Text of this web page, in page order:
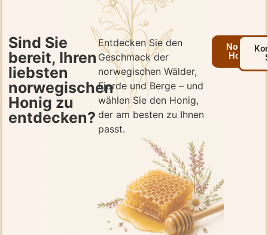
Sind Sie
bereit, Ihren
liebsten
norwegischen
Honig zu
entdecken?
Entdecken Sie den
Geschmack der
norwegischen Wälder,
Fjorde und Berge – und
wählen Sie den Honig,
der am besten zu Ihnen
passt.
Honig